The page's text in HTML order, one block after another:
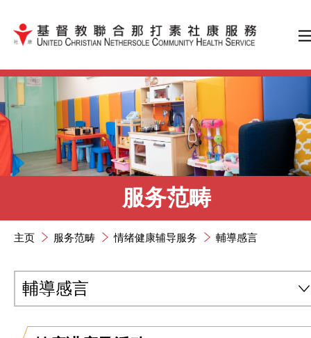
跳到内容（按输入键）
服务范畴
主页 服务范畴 情绪健康辅导服务 輔導感言
輔導感言